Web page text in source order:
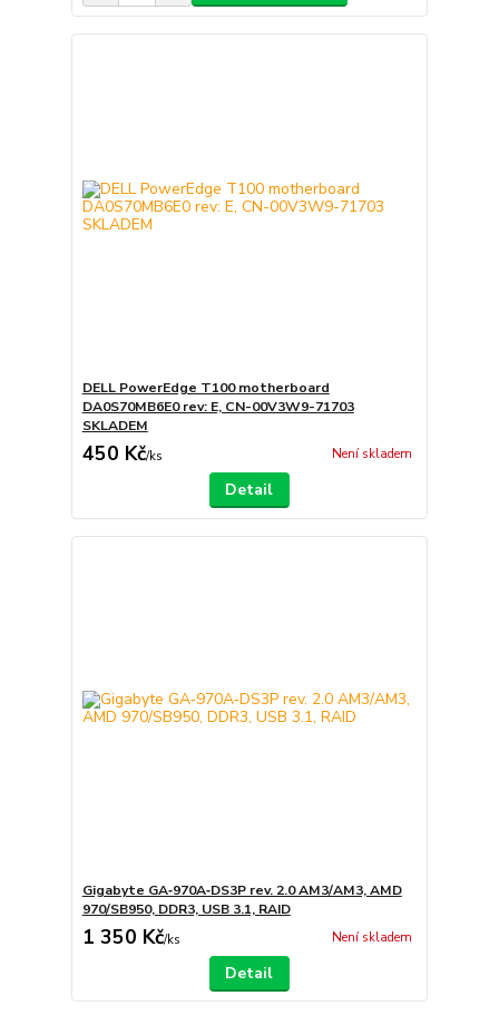
DELL PowerEdge T100 motherboard
DA0S70MB6E0 rev: E, CN-00V3W9-71703
SKLADEM
450 Kč/ks Není skladem
Detail
Gigabyte GA‑970A‑DS3P rev. 2.0 AM3/AM3, AMD
970/SB950, DDR3, USB 3.1, RAID
1 350 Kč/ks Není skladem
Detail